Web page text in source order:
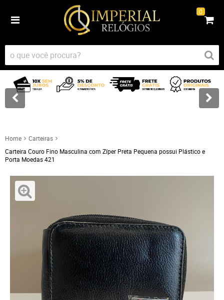
0
Home
Carteiras
Carteira Couro Fino Masculina com Zíper Preta Pequena possui Plástico e
Porta Moedas 421